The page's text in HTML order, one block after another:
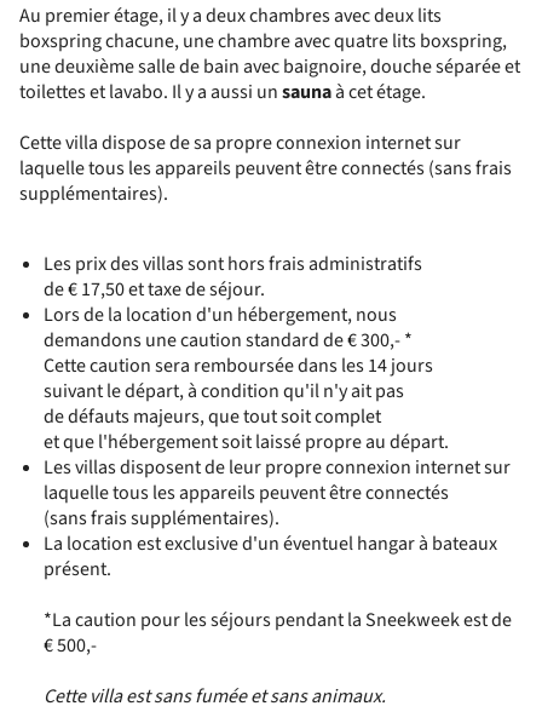
Au premier étage, il y a deux chambres avec deux lits
boxspring chacune, une chambre avec quatre lits boxspring,
une deuxième salle de bain avec baignoire, douche séparée et
toilettes et lavabo. Il y a aussi unsaunaà cet étage.
Cette villa dispose de sa propre connexion internet sur
laquelle tous les appareils peuvent être connectés (sans frais
supplémentaires).
Les prix des villas sont hors frais administratifs
de € 17,50 et taxe de séjour.
Lors de la location d'un hébergement, nous
demandons une caution standard de € 300,- *
Cette caution sera remboursée dans les 14 jours
suivant le départ, à condition qu'il n'y ait pas
de défauts majeurs, que tout soit complet
et que l'hébergement soit laissé propre au départ.
Les villas disposent de leur propre connexion internet sur
laquelle tous les appareils peuvent être connectés
(sans frais supplémentaires).
La location est exclusive d'un éventuel hangar à bateaux
présent.
*La caution pour les séjours pendant la Sneekweek est de
€ 500,-
Cette villa est sans fumée et sans animaux.